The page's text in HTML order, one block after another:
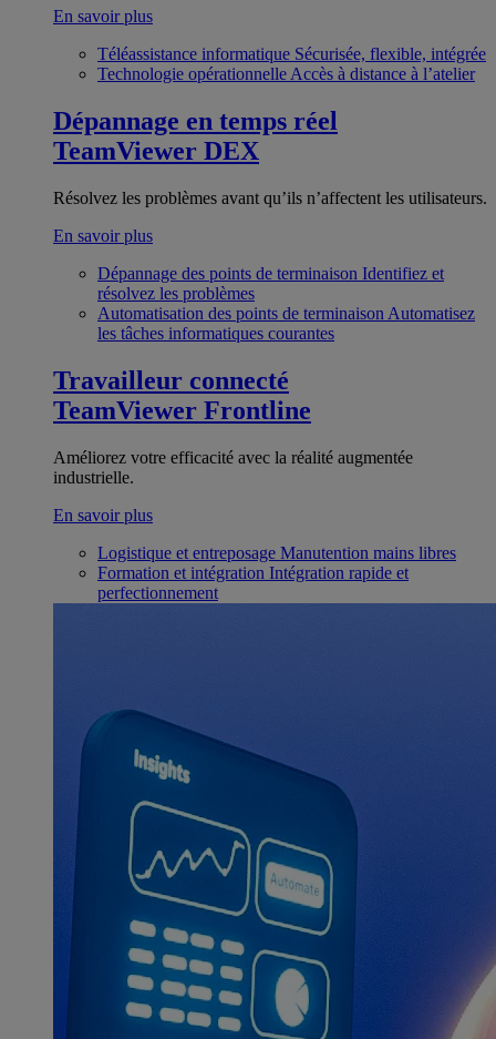
En savoir plus
Téléassistance informatique Sécurisée, flexible, intégrée
Technologie opérationnelle Accès à distance à l’atelier
Dépannage en temps réel
TeamViewer DEX
Résolvez les problèmes avant qu’ils n’affectent les utilisateurs.
En savoir plus
Dépannage des points de terminaison Identifiez et
résolvez les problèmes
Automatisation des points de terminaison Automatisez
les tâches informatiques courantes
Travailleur connecté
TeamViewer Frontline
Améliorez votre efficacité avec la réalité augmentée
industrielle.
En savoir plus
Logistique et entreposage Manutention mains libres
Formation et intégration Intégration rapide et
perfectionnement